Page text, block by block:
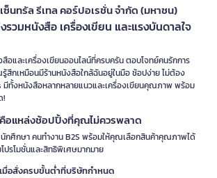
ซ็นทรัล รีเทล คอร์ปอเรชั่น จำกัด (มหาชน)
รวมหนังสือ เครื่องเขียน และแรงบันดาลใจ
อและเครื่องเขียนออนไลน์ที่ครบครัน ตอบโจทย์คนรักการ
สึกเหมือนมีร้านหนังสือใกล้ฉันอยู่ในมือ ช้อปง่าย ไม่ต้อง
มีทั้งหนังสือหลากหลายแนวและเครื่องเขียนคุณภาพ พร้อม
!
คือแหล่งช้อปปิ้งที่คุณไม่ควรพลาด
นักศึกษา คนทำงาน B2S พร้อมให้คุณเลือกสินค้าคุณภาพได้
รโมชั่นและสิทธิพิเศษมากมาย
มื่อสั่งครบขั้นต่ำที่บริษัทกำหนด